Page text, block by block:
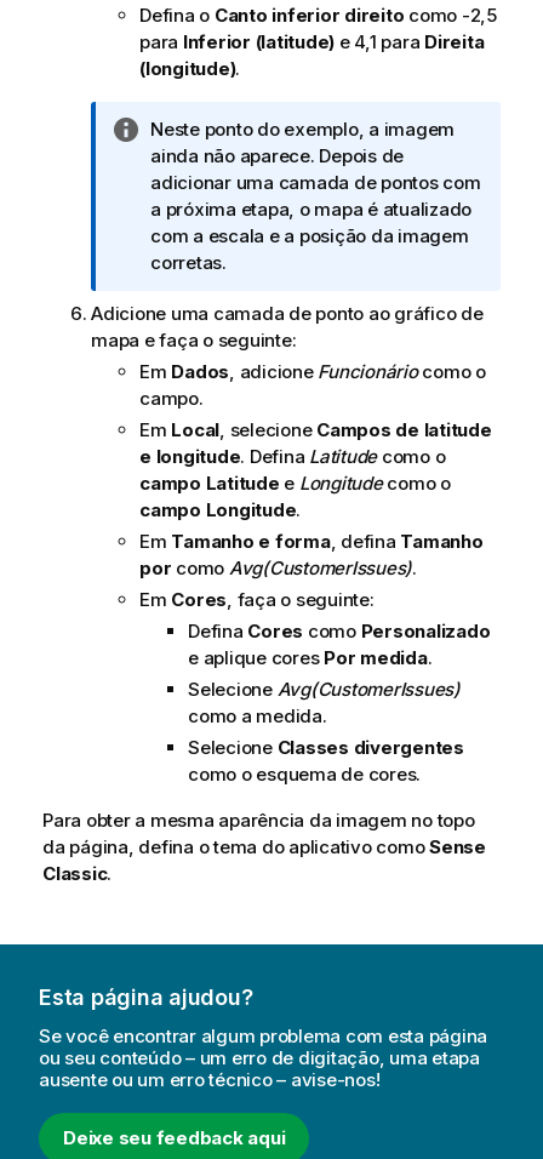
Defina o Canto inferior direito como -2,5
para Inferior (latitude) e 4,1 para Direita
(longitude).
N
o
t
a
i
n
o
r
m
a
t
v
a
Neste ponto do exemplo, a imagem
ainda não aparece. Depois de
adicionar uma camada de pontos com
a próxima etapa, o mapa é atualizado
com a escala e a posição da imagem
corretas.
Adicione uma camada de ponto ao gráfico de
mapa e faça o seguinte:
Em Dados, adicione Funcionáriocomo o
campo.
Em Local, selecione Campos de latitude
e longitude. Defina Latitudecomo o
campo Latitude e Longitudecomo o
campo Longitude.
Em Tamanho e forma, defina Tamanho
por como Avg(CustomerIssues).
Em Cores, faça o seguinte:
Defina Cores como Personalizado
e aplique cores Por medida.
Selecione Avg(CustomerIssues)
como a medida.
Selecione Classes divergentes
como o esquema de cores.
Para obter a mesma aparência da imagem no topo
da página, defina o tema do aplicativo comoSense
Classic.
Esta página ajudou?
Se você encontrar algum problema com esta página
ou seu conteúdo – um erro de digitação, uma etapa
ausente ou um erro técnico – avise-nos!
Deixe seu feedback aqui